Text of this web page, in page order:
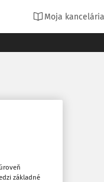
Moja kancelária
Vytlačiť
základné